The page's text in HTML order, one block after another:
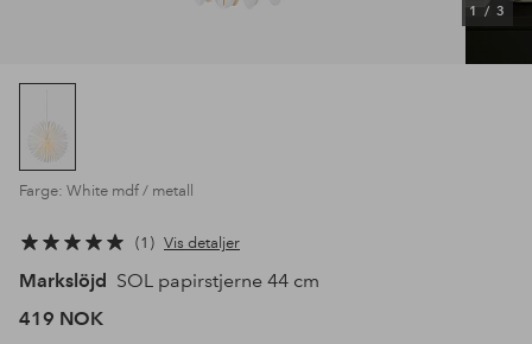
1 / 3
Farge: White mdf / metall
1 Vis detaljer
Markslöjd
SOL papirstjerne 44 cm
419 NOK